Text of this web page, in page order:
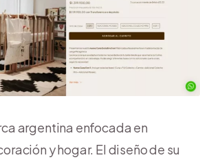
argentina enfocada en
y hogar. El diseño de su